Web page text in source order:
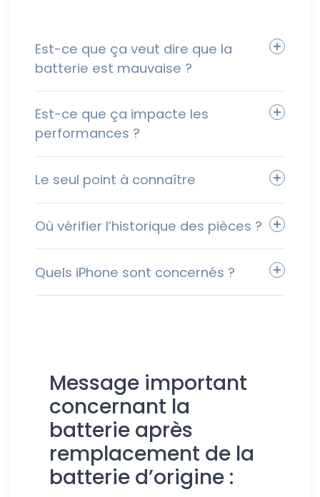
Est-ce que ça veut dire que la
batterie est mauvaise ?
Est-ce que ça impacte les
performances ?
Le seul point à connaître
Où vérifier l’historique des pièces ?
Quels iPhone sont concernés ?
batterie
batterie et/ou l’écran
batterie, l’écran et/ou l’appareil
photo
Message important
concernant la
batterie après
remplacement de la
batterie d’origine :